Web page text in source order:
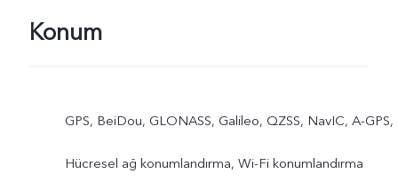
Konum
GPS, BeiDou, GLONASS, Galileo, QZSS, NavIC, A-GPS,
Hücresel ağ konumlandırma, Wi-Fi konumlandırma